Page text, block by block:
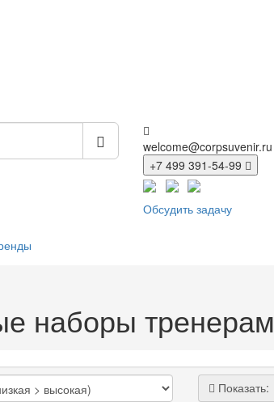
welcome@corpsuvenir.ru
+7 499 391-54-99
Обсудить задачу
наборы тренерам
Показать: